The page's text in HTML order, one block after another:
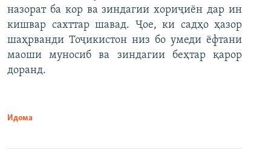
назорат ба кор ва зиндагии хориҷиён дар ин
кишвар сахттар шавад. Ҷое, ки садҳо ҳазор
шаҳрванди Тоҷикистон низ бо умеди ёфтани
маоши муносиб ва зиндагии беҳтар қарор
доранд.
Идома